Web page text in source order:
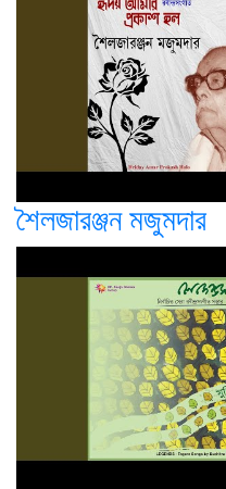
শৈলজারঞ্জন মজুমদার